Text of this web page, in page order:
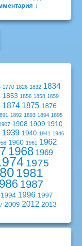
↓
1770 1826 1832 1834
1853 1856 1858 1859
1874 1875 1876
1892 1893 1894 1895
1908 1909 1910
1939 1940 1941 1946
1960 1961 1962
1968 1969
1975
1981
1987
1994 1996 1997
2009 2012 2013